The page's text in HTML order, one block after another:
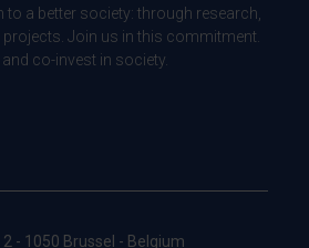
a better society: through research,
Join us in this commitment.
co-invest in society.
2 - 1050 Brussel - Belgium